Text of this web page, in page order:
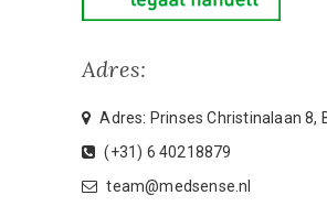
Adres:
Adres: Prinses Christinalaan 8,
(+31) 6 40218879
team@medsense.nl